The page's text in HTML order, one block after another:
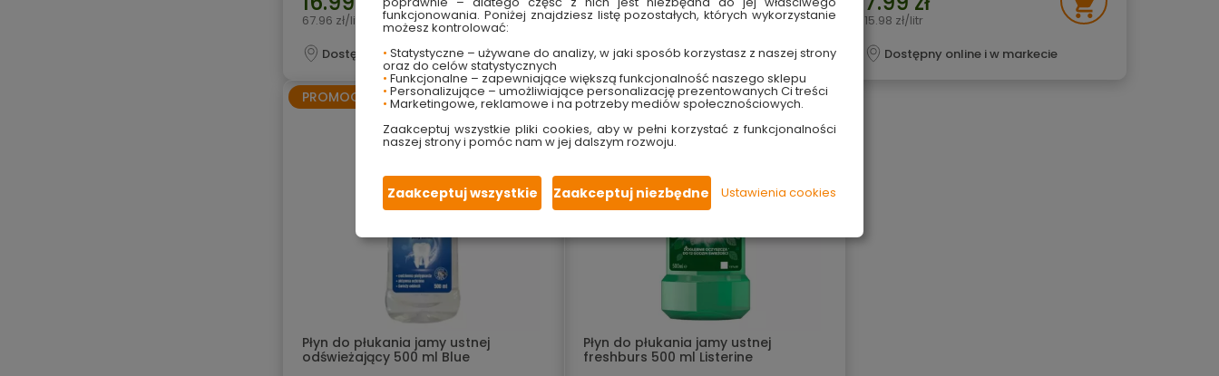
67.96 zł/litr
Dostępny online i w markecie
67.96 zł/litr
Dostępny online i w markecie
15.98 zł/litr
Dostępny online i w markecie
PROMOCJA
Płyn do płukania jamy ustnej
odświeżający 500 ml Blue
PROMOCJA
Płyn do płukania jamy ustnej
freshburs 500 ml Listerine
funkcjonowania. Poniżej znajdziesz listę pozostałych, których wykorzystanie
możesz kontrolować:
• Statystyczne – używane do analizy, w jaki sposób korzystasz z naszej strony
oraz do celów statystycznych
• Funkcjonalne – zapewniające większą funkcjonalność naszego sklepu
• Personalizujące – umożliwiające personalizację prezentowanych Ci treści
• Marketingowe, reklamowe i na potrzeby mediów społecznościowych.
Zaakceptuj wszystkie pliki cookies, aby w pełni korzystać z funkcjonalności
naszej strony i pomóc nam w jej dalszym rozwoju.
Zaakceptuj wszystkie Zaakceptuj niezbędne Ustawienia cookies